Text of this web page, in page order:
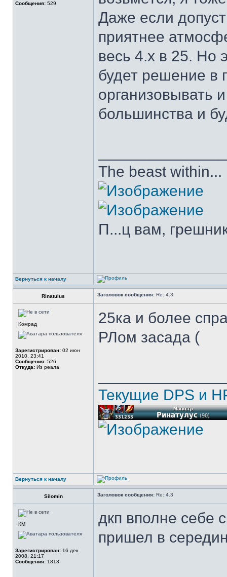
Сообщения: 529
Даже если
приятнее
весь 4.х в 25. Но
будет решение в
организовывать
большинства и
The beast within...
П...ц вам,
Вернуться к началу
Rinatulus Заголовок сообщения: Re: 4.3
Комрад
Зарегистрирован: 02 июн
2010, 23:41
Сообщения: 526
Откуда: Из реала
25ка и более
РЛом засада (
Текущие DPS и
Вернуться к началу
Silomin Заголовок сообщения: Re: 4.3
КМ
Зарегистрирован: 16 дек
2008, 21:17
Сообщения: 1813
дкп вполне себе
пришел в